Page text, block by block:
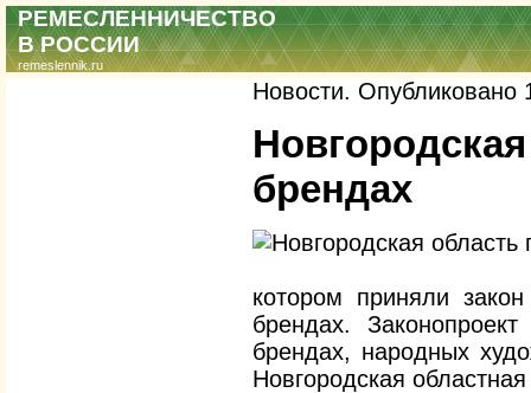
РЕМЕСЛЕННИЧЕСТВО
В РОССИИ
remeslennik.ru
Новости. Опубликовано
брендах
котором приняли
брендах.
брендах, народных
Новгородская